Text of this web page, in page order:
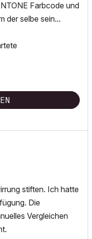
Farbcode und
der selbe sein...
stiften. Ich hatte
Die
Vergleichen